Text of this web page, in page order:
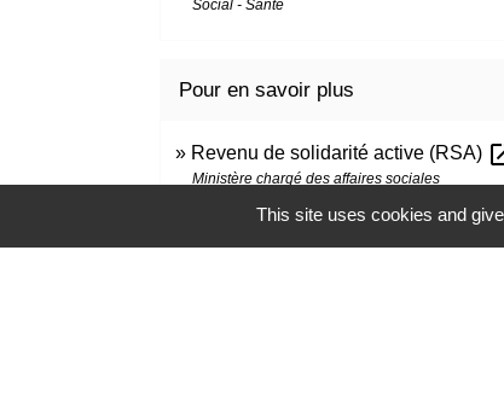
Social - Santé
Pour en savoir plus
Revenu de solidarité active (RSA)
Ministère chargé des affaires sociales
This site uses cookies and